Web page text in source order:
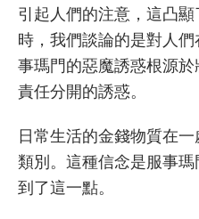
引起人們的注意，這凸
時，我們談論的是對人
事瑪門的惡魔誘惑根源
責任分開的誘惑。
日常生活的金錢物質在
類別。這種信念是服事
到了這一點。